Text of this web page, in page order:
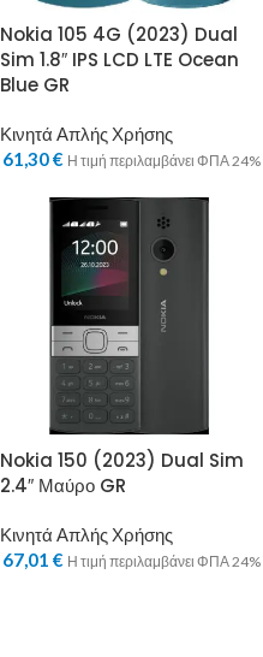
Nokia 105 4G (2023) Dual
Sim 1.8″ IPS LCD LTE Ocean
Blue GR
Κινητά Απλής Χρήσης
61,30€ Η τιμή περιλαμβάνει ΦΠΑ 24%
Nokia 150 (2023) Dual Sim
2.4″ Μαύρο GR
Κινητά Απλής Χρήσης
67,01 € Η τιμή περιλαμβάνει ΦΠΑ 24%